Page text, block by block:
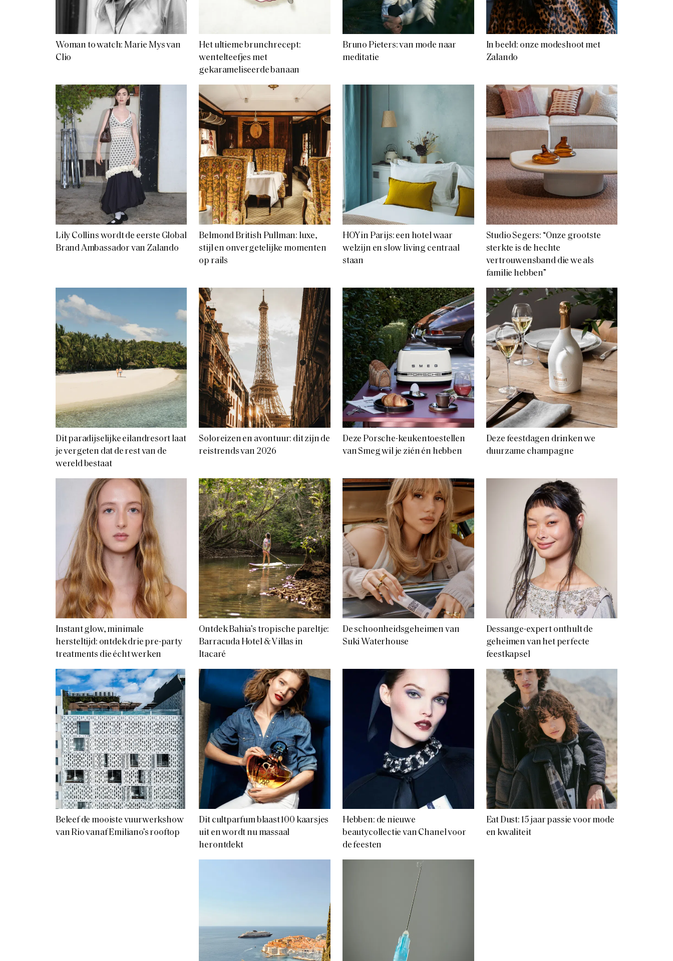
Woman to watch: Marie Mys van
Clio
Het ultieme brunchrecept:
wentelteefjes met
gekarameliseerde banaan
Bruno Pieters: van mode naar
meditatie
In beeld: onze modeshoot met
Zalando
Lily Collins wordt de eerste Global
Brand Ambassador van Zalando
Belmond British Pullman: luxe,
stijl en onvergetelijke momenten
op rails
HOY in Parijs: een hotel waar
welzijn en slow living centraal
staan
Studio Segers: “Onze grootste
sterkte is de hechte
vertrouwensband die we als
familie hebben”
Dit paradijselijke eilandresort laat
je vergeten dat de rest van de
wereld bestaat
Soloreizen en avontuur: dit zijn de
reistrends van 2026
Deze Porsche-keukentoestellen
van Smeg wil je zién én hebben
Deze feestdagen drinken we
duurzame champagne
Instant glow, minimale
hersteltijd: ontdek drie pre-party
treatments die écht werken
Ontdek Bahia’s tropische pareltje:
Barracuda Hotel & Villas in
Itacaré
De schoonheidsgeheimen van
Suki Waterhouse
Dessange-expert onthult de
geheimen van het perfecte
feestkapsel
Beleef de mooiste vuurwerkshow
van Rio vanaf Emiliano’s rooftop
Dit cultparfum blaast 100 kaarsjes
uit en wordt nu massaal
herontdekt
Hebben: de nieuwe
beautycollectie van Chanel voor
de feesten
Eat Dust: 15 jaar passie voor mode
en kwaliteit